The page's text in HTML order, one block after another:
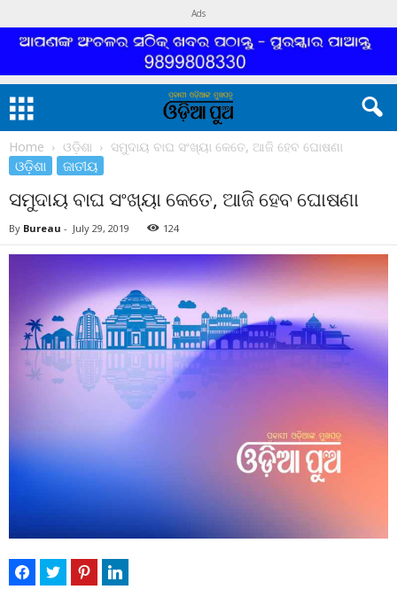
Ads
Home ଓଡ଼ିଶା ସମୁଦାୟ ବାଘ ସଂଖ୍ୟା କେତେ, ଆଜି ହେବ ଘୋଷଣା
ଓଡ଼ିଶା ଜାତୀୟ
ସମୁଦାୟ ବାଘ ସଂଖ୍ୟା କେତେ, ଆଜି ହେବ ଘୋଷଣା
By Bureau - July 29, 2019 124